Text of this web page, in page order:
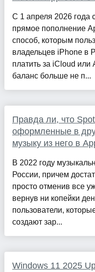
С 1 апреля 2026 года
прямое пополнение
способ, которым
владельцев iPhone в
платить за iCloud
баланс больше не п...
Правда ли, что
оформленные в
музыку из него в
В 2022 году
России, причем
просто отменив все
вернув ни копейки
пользователи,
создают зар...
Windows 11 2025